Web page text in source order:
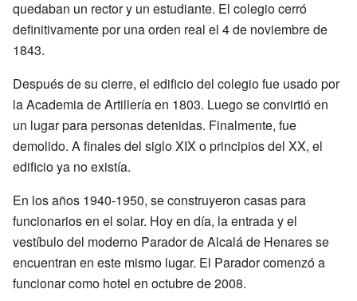
quedaban un rector y un estudiante. El colegio cerró
definitivamente por una orden real el 4 de noviembre de
1843.
Después de su cierre, el edificio del colegio fue usado por
la Academia de Artillería en 1803. Luego se convirtió en
un lugar para personas detenidas. Finalmente, fue
demolido. A finales del siglo XIX o principios del XX, el
edificio ya no existía.
En los años 1940-1950, se construyeron casas para
funcionarios en el solar. Hoy en día, la entrada y el
vestíbulo del moderno Parador de Alcalá de Henares se
encuentran en este mismo lugar. El Parador comenzó a
funcionar como hotel en octubre de 2008.